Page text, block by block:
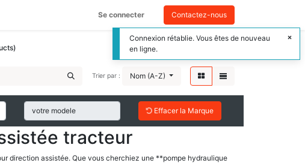
Se connecter Contactez-nous
Trier par : Nom (A-Z)
Effacer la Marque
tracteur
direction assistée. Que vous cherchiez une **pompe hydraulique
Connexion rétablie. Vous êtes de nouveau
en ligne.